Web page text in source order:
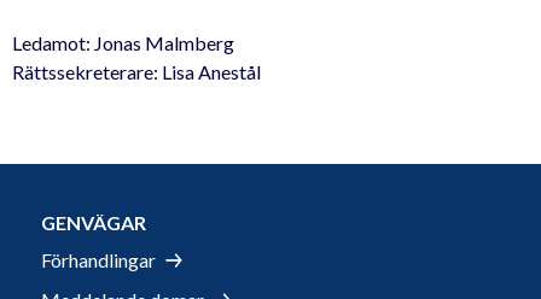
Ledamot: Jonas Malmberg
Rättssekreterare: Lisa Anestål
GENVÄGAR
Förhandlingar